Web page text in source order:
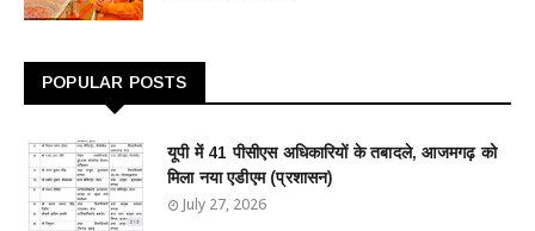
POPULAR POSTS
यूपी में 41 पीसीएस अधिकारियों के तबादले, आजमगढ़ को
मिला नया एडीएम (प्रशासन)
July 27, 2026